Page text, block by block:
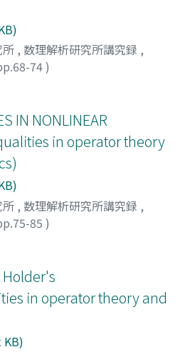
, 数理解析研究所講究録 ,
74)
IN NONLINEAR
in operator theory
, 数理解析研究所講究録 ,
85 )
in operator theory and
KB)